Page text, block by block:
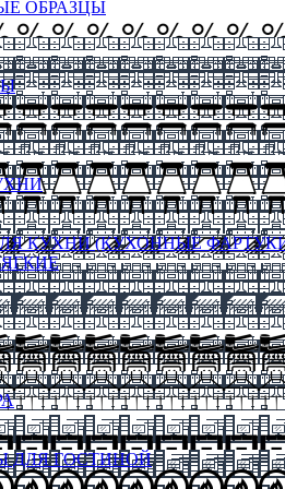
ОБРАЗЦЫ
КУХНИ (КУХОННЫЕ
ДЛЯ ГОСТИНОЙ